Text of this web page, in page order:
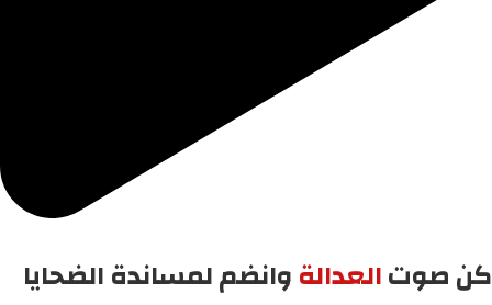
كن صوتالعدالةوانضم لمساندة الضحايا